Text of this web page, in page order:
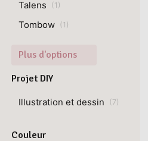
Talens (1 )
Tombow (1 )
Plus d'options
Projet DIY
Illustration et dessin (7)
Couleur